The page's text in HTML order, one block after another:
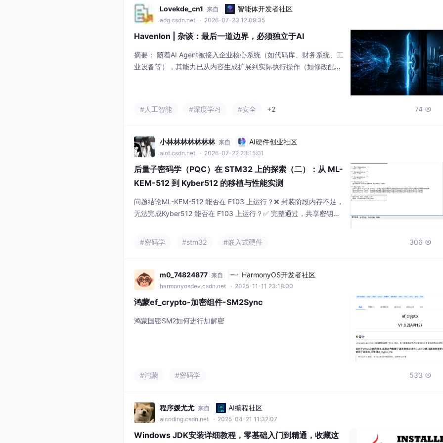
Lovekde_cn1 来自 智能体开发者社区
adg.csdn.net · 2026-07-23 12:09:35
Havenlon | 杂谈：最后一道边界，必须独立于AI
摘要： 随着AI Agent被接入企业核心系统（如代码库、财务系统、工
业设备等），其能力已从内容生成扩展到实际执行操作（如修改配
多层检查可能只是重复同一种错误。 真正的安全需区分模型安全与执
#人工智能 #深度学习 #安全 +2 74 
小林林林林林林林 来自 AI硬件创业社区
aiot.csdn.net · 2026-07-22 23:15:01
后量子密码学（PQC）在 STM32 上的探索（二）：从 ML-
KEM-512 到 Kyber512 的移植与性能实测
问题结论ML-KEM-512 能否在 F103 上运行？❌ 封装阶段内存不足，
无法完成Kyber512 能否在 F103 上运行？✅ 完整通过，共享密钥一
用运行速度是否可接受？✅ 3ms 完成全部操作核心结论：虽然 ML-K
#密码学 #stm32 #嵌入式硬件 306 
m0_74824877 来自 HarmonyOS开发者社区
harmonyosdev.csdn.net · 2025-11-11 23:18:00
鸿蒙ef_crypto-加密组件-SM2Sync
鸿蒙国密SM2如何进行加解密
#鸿蒙 #密码学 533 
程序媛尤尤 来自 AI编程社区
aicoding.csdn.net · 2025-04-21 11:32:07
Windows JDK安装详细教程，零基础入门到精通，收藏这